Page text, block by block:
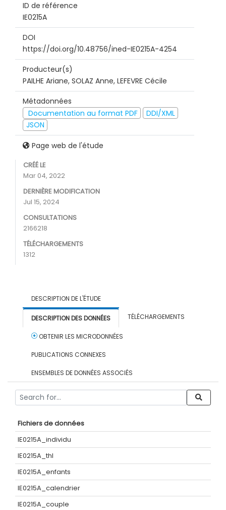
ID de référence
IE0215A
DOI
https://doi.org/10.48756/ined-IE0215A-4254
Producteur(s)
PAILHE Ariane, SOLAZ Anne, LEFEVRE Cécile
Métadonnées
Documentation au format PDF
DDI/XML
JSON
Page web de l'étude
CRÉÉ LE
Mar 04, 2022
DERNIÈRE MODIFICATION
Jul 15, 2024
CONSULTATIONS
2166218
TÉLÉCHARGEMENTS
1312
DESCRIPTION DE L'ÉTUDE
DESCRIPTION DES DONNÉES TÉLÉCHARGEMENTS
OBTENIR LES MICRODONNÉES
PUBLICATIONS CONNEXES
ENSEMBLES DE DONNÉES ASSOCIÉS
Fichiers de données
IE0215A_individu
IE0215A_thl
IE0215A_enfants
IE0215A_calendrier
IE0215A_couple